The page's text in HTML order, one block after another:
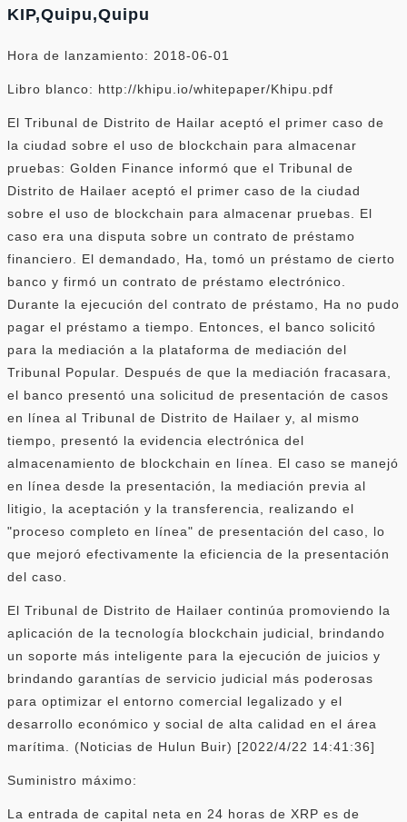
KIP,Quipu,Quipu
Hora de lanzamiento: 2018-06-01
Libro blanco: http://khipu.io/whitepaper/Khipu.pdf
El Tribunal de Distrito de Hailar aceptó el primer caso de
la ciudad sobre el uso de blockchain para almacenar
pruebas: Golden Finance informó que el Tribunal de
Distrito de Hailaer aceptó el primer caso de la ciudad
sobre el uso de blockchain para almacenar pruebas. El
caso era una disputa sobre un contrato de préstamo
financiero. El demandado, Ha, tomó un préstamo de cierto
banco y firmó un contrato de préstamo electrónico.
Durante la ejecución del contrato de préstamo, Ha no pudo
pagar el préstamo a tiempo. Entonces, el banco solicitó
para la mediación a la plataforma de mediación del
Tribunal Popular. Después de que la mediación fracasara,
el banco presentó una solicitud de presentación de casos
en línea al Tribunal de Distrito de Hailaer y, al mismo
tiempo, presentó la evidencia electrónica del
almacenamiento de blockchain en línea. El caso se manejó
en línea desde la presentación, la mediación previa al
litigio, la aceptación y la transferencia, realizando el
"proceso completo en línea" de presentación del caso, lo
que mejoró efectivamente la eficiencia de la presentación
del caso.
El Tribunal de Distrito de Hailaer continúa promoviendo la
aplicación de la tecnología blockchain judicial, brindando
un soporte más inteligente para la ejecución de juicios y
brindando garantías de servicio judicial más poderosas
para optimizar el entorno comercial legalizado y el
desarrollo económico y social de alta calidad en el área
marítima. (Noticias de Hulun Buir) [2022/4/22 14:41:36]
Suministro máximo:
La entrada de capital neta en 24 horas de XRP es de